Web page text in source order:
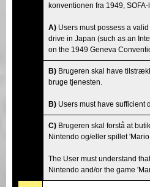
konventionen fra 1949, SOFA-
A) Users must possess a
drive in Japan (such as an
on the 1949 Geneva
B) Brugeren skal have
bruge tjenesten.
B) Users must have sufficient
C) Brugeren skal forstå at
Nintendo og/eller spillet 'Mario
The User must understand
Nintendo and/or the game